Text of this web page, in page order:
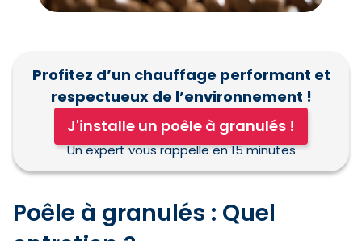
Profitez d’un chauffage performant et
respectueux de l’environnement !
J'installe un poêle à granulés !
Un expert vous rappelle en 15 minutes
Poêle à granulés : Quel